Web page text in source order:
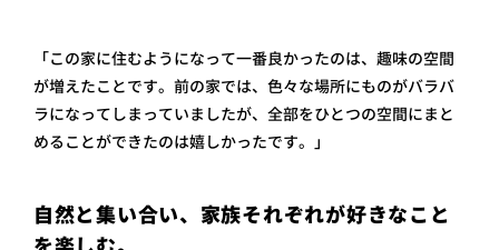
「この家に住むようになって一番良かったのは、趣味の空間
が増えたことです。前の家では、色々な場所にものがバラバ
ラになってしまっていましたが、全部をひとつの空間にまと
めることができたのは嬉しかったです。」
自然と集い合い、家族それぞれが好きなこと